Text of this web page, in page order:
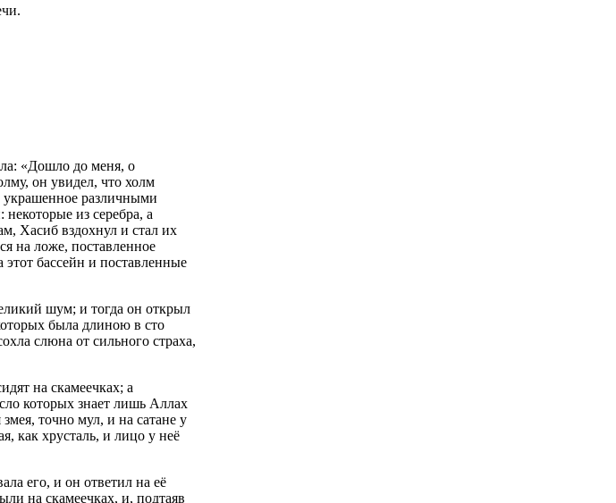
«Дошло до меня, о
он увидел, что холм
украшенное различными
из серебра, а
Хасиб вздохнул и стал их
на ложе, поставленное
этот бассейн и поставленные
шум; и тогда он открыл
была длиною в сто
слюна от сильного страха,
на скамеечках; а
которых знает лишь Аллах
точно мул, и на сатане у
как хрусталь, и лицо у неё
его, и он ответил на её
на скамеечках, и, подтаяв